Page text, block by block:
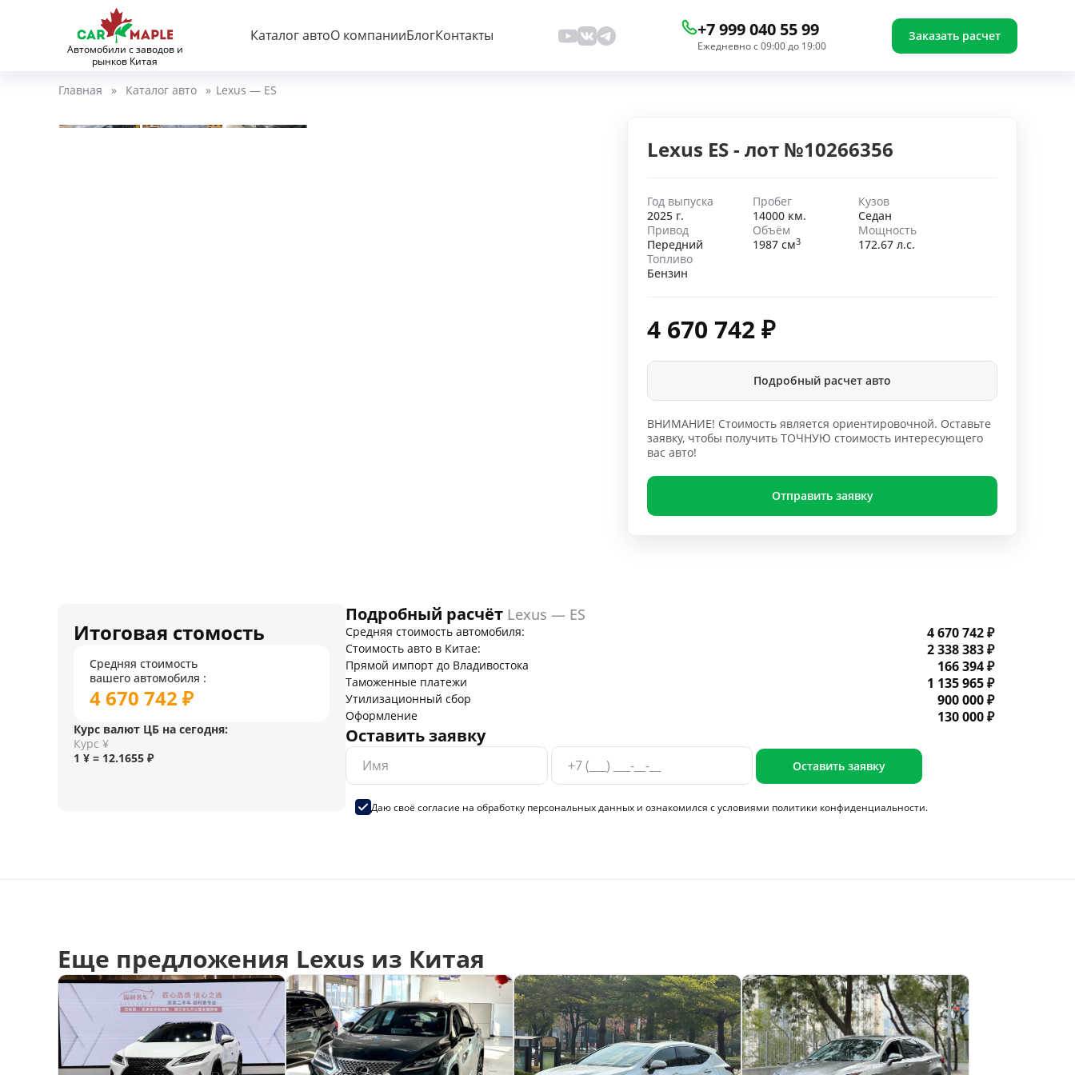
Автомобили с заводов и
рынков Китая
Каталог автоО компанииБлогКонтакты +7 999 040 55 99
Ежедневно с 09:00 до 19:00
Заказать расчет
Главная » Каталог авто » Lexus — ES
Lexus ES - лот №10266356
Год выпуска
2025 г.
Пробег
14000 км.
Кузов
Седан
Привод
Передний
Объём
1987 см3
Мощность
172.67 л.с.
Топливо
Бензин
4 670 742₽
Подробный расчет авто
ВНИМАНИЕ! Стоимость является ориентировочной. Оставьте
заявку, чтобы получить ТОЧНУЮ стоимость интересующего
вас авто!
Отправить заявку
Итоговая стомость
Средняя стоимость
вашего автомобиля :
4 670 742 ₽
Курс валют ЦБ на сегодня:
Курс ¥
1 ¥ = 12.1655 ₽
Подробный расчёт Lexus — ES
Средняя стоимость автомобиля: 4 670 742 ₽
Стоимость авто в Китае: 2 338 383 ₽
Прямой импорт до Владивостока 166 394 ₽
Таможенные платежи 1 135 965 ₽
Утилизационный сбор 900 000 ₽
Оформление 130 000 ₽
Оставить заявку
Оставить заявку
Даю своё согласие на обработку персональных данных и ознакомился с условиями политики конфиденциальности.
Еще предложения Lexus из Китая